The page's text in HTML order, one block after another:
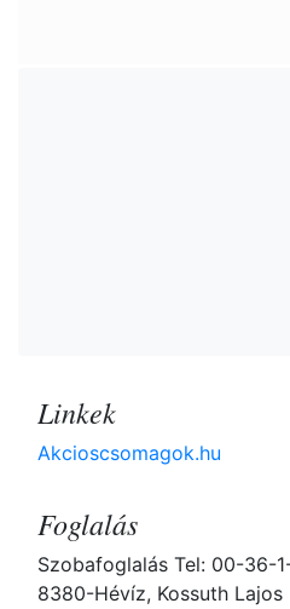
Linkek
Akcioscsomagok.hu
Foglalás
Szobafoglalás Tel: 00-36-
8380-Hévíz, Kossuth Lajos